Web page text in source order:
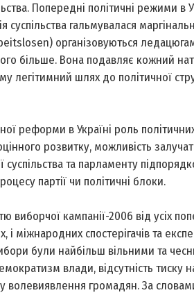
Попередні політичні режими в
суспільства гальмувалася
організовуються
більше. Вона подавляє кожний
легітимний шлях до політичної
реформи в Україні роль
розвитку, можливість
та парламенту
партії чи політичні блоки.
виборчої кампанії-2006 від усіх
і міжнародних спостерігачів та
були найбільш вільними та
влади, відсутність тиску
волевиявлення громадян. За